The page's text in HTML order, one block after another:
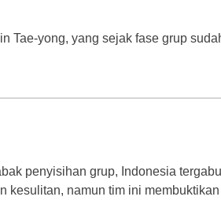
Tae-yong, yang sejak fase grup
penyisihan grup, Indonesia
kesulitan, namun tim ini